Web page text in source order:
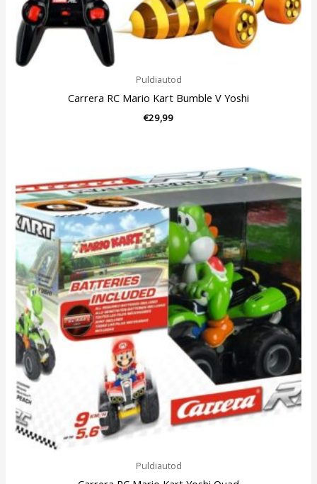
Puldiautod
Carrera RC Mario Kart Bumble V Yoshi
€29,99
Puldiautod